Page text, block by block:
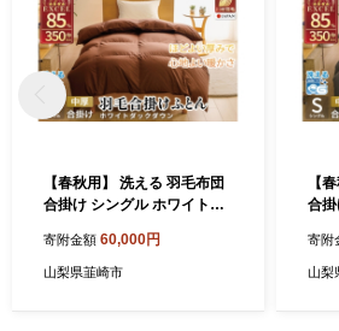
【春秋用】 洗える 羽毛布団
合掛け シングル ホワイトダ
ブラウン 中厚 春用 秋用 [川
村羽毛 山梨県 韮崎市 20745
寄附金額 60,000円
山梨県韮崎市
【
合
グ
羽毛
寄附
山梨